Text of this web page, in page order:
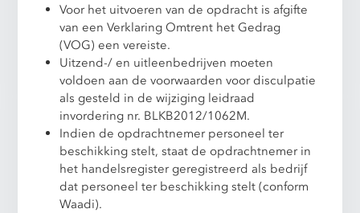
Voor het uitvoeren van de opdracht is afgifte
van een Verklaring Omtrent het Gedrag
(VOG) een vereiste.
Uitzend-/ en uitleenbedrijven moeten
voldoen aan de voorwaarden voor disculpatie
als gesteld in de wijziging leidraad
invordering nr. BLKB2012/1062M.
Indien de opdrachtnemer personeel ter
beschikking stelt, staat de opdrachtnemer in
het handelsregister geregistreerd als bedrijf
dat personeel ter beschikking stelt (conform
Waadi).